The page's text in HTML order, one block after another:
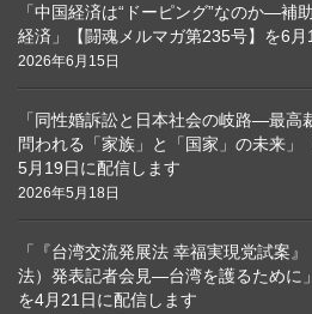
「中国経済は“ドーピング”なのか―補
経済」【闘魂メルマガ第235号】を6
2026年6月15日
「同性婚訴訟と日本社会の岐路―最高
問われる「家族」と「国家」の未来」
5月19日に配信します
2026年5月18日
「『台湾交流発展法 幸福実現党試案
法）発表記者会見―台湾を護るために
を4月21日に配信します